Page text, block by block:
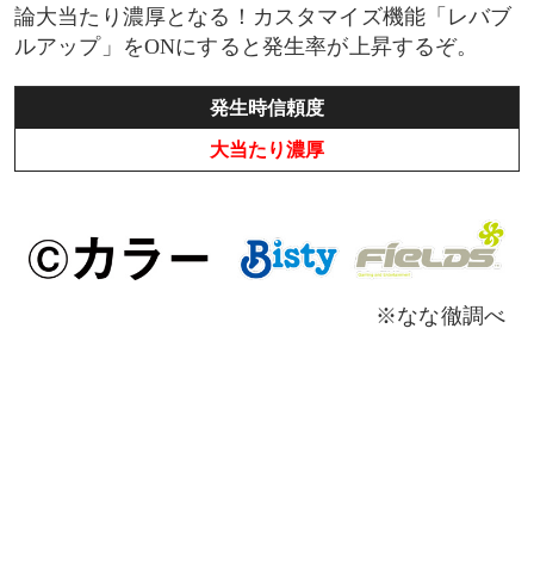
論大当たり濃厚となる！カスタマイズ機能「レバブ
ルアップ」をONにすると発生率が上昇するぞ。
発生時信頼度
大当たり濃厚
※なな徹調べ